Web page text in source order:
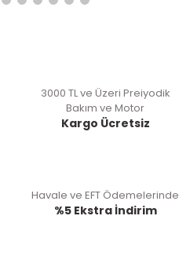
3000 TL ve Üzeri Preiyodik
Bakım ve Motor
Kargo Ücretsiz
Havale ve EFT Ödemelerinde
%5 Ekstra İndirim